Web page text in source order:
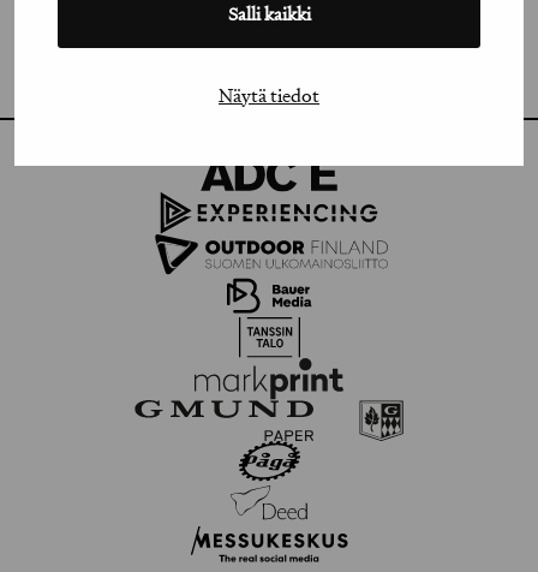
Salli kaikki
Näytä tiedot
VIMEO